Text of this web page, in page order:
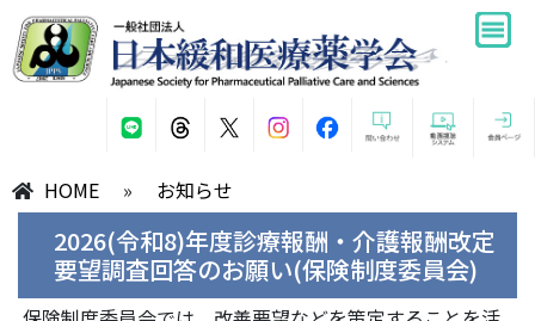
HOME » お知らせ
2026(令和8)年度診療報酬・介護報酬改定
要望調査回答のお願い(保険制度委員会)